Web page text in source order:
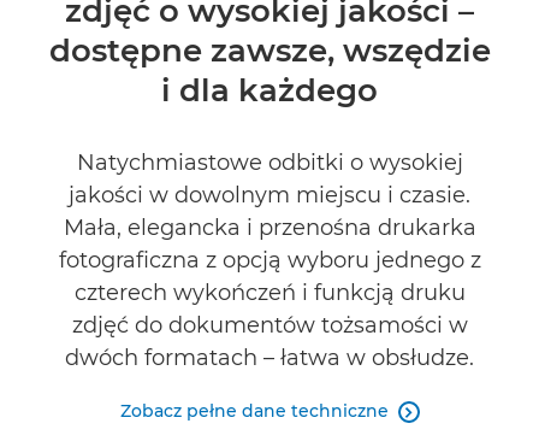
Dane techniczne
zdjęć o wysokiej jakości –
dostępne zawsze, wszędzie
i dla każdego
Natychmiastowe odbitki o wysokiej
jakości w dowolnym miejscu i czasie.
Mała, elegancka i przenośna drukarka
fotograficzna z opcją wyboru jednego z
czterech wykończeń i funkcją druku
zdjęć do dokumentów tożsamości w
dwóch formatach – łatwa w obsłudze.
Zobacz pełne dane techniczne 